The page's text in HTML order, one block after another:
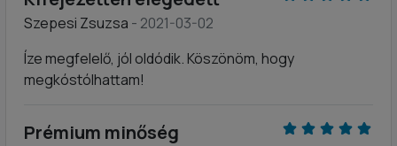
Szepesi Zsuzsa - 2021-03-02
Íze megfelelő, jól oldódik. Köszönöm, hogy
megkóstólhattam!
Prémium minőség